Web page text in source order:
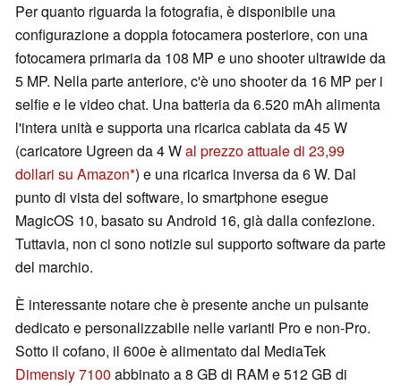
Per quanto riguarda la fotografia, è disponibile una
configurazione a doppia fotocamera posteriore, con una
fotocamera primaria da 108 MP e uno shooter ultrawide da
5 MP. Nella parte anteriore, c'è uno shooter da 16 MP per i
selfie e le video chat. Una batteria da 6.520 mAh alimenta
l'intera unità e supporta una ricarica cablata da 45 W
(caricatore Ugreen da 4 Wal prezzo attuale di 23,99
dollari su Amazon ) e una ricarica inversa da 6 W. Dal
punto di vista del software, lo smartphone esegue
MagicOS 10, basato su Android 16, già dalla confezione.
Tuttavia, non ci sono notizie sul supporto software da parte
del marchio.
È interessante notare che è presente anche un pulsante
dedicato e personalizzabile nelle varianti Pro e non-Pro.
Sotto il cofano, il 600e è alimentato dal MediaTek
Dimensiy 7100 abbinato a 8 GB di RAM e 512 GB di